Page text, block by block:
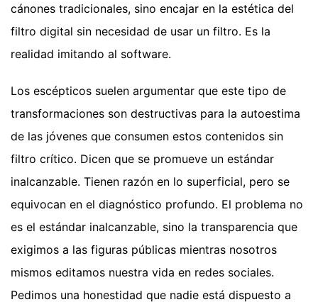
cánones tradicionales, sino encajar en la estética del
filtro digital sin necesidad de usar un filtro. Es la
realidad imitando al software.
Los escépticos suelen argumentar que este tipo de
transformaciones son destructivas para la autoestima
de las jóvenes que consumen estos contenidos sin
filtro crítico. Dicen que se promueve un estándar
inalcanzable. Tienen razón en lo superficial, pero se
equivocan en el diagnóstico profundo. El problema no
es el estándar inalcanzable, sino la transparencia que
exigimos a las figuras públicas mientras nosotros
mismos editamos nuestra vida en redes sociales.
Pedimos una honestidad que nadie está dispuesto a